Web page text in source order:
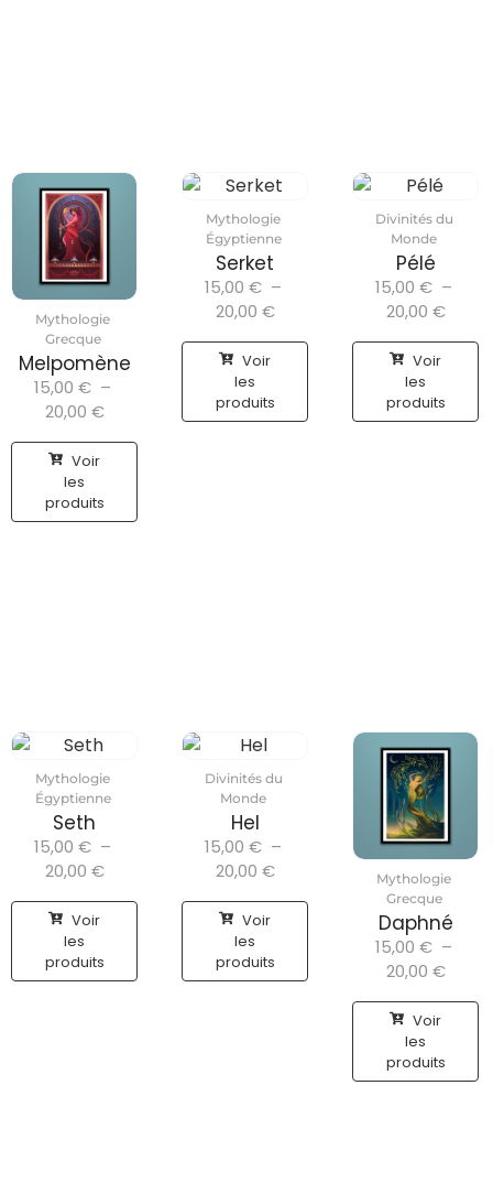
Mythologie
Grecque
Melpomène
15,00 € –
20,00 €
Voir
les
produits
Mythologie
Égyptienne
Serket
15,00 € –
20,00 €
Voir
les
produits
Divinités du
Monde
Pélé
15,00 € –
20,00 €
Voir
les
produits
Mythologie
Égyptienne
Seth
15,00 € –
20,00 €
Voir
les
produits
Divinités du
Monde
Hel
15,00 € –
20,00 €
Voir
les
produits
Mythologie
Grecque
Daphné
15,00 € –
20,00 €
Voir
les
produits